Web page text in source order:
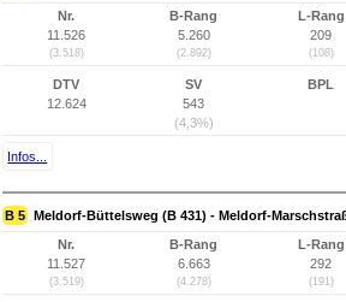
Nr.
11.526
(3.518)
B-Rang
5.260
(2.892)
L-Rang
209
(108)
DTV
12.624
SV
543
(4,3%)
BPL
Infos...
B 5 Meldorf-Büttelsweg (B 431) - Meldorf-
Nr.
11.527
(3.519)
B-Rang
6.663
(4.278)
L-Rang
292
(191)